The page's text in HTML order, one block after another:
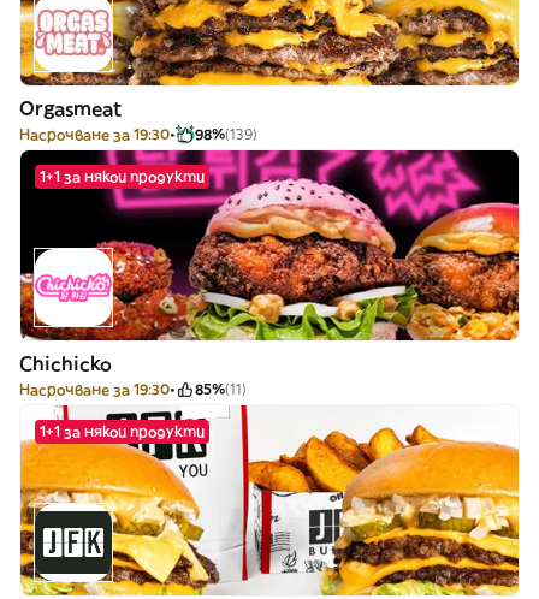
Orgasmeat
Насрочване за 19:30 98%(139)
1+1 за някои продукти
Chichicko
Насрочване за 19:30 85%(11)
1+1 за някои продукти